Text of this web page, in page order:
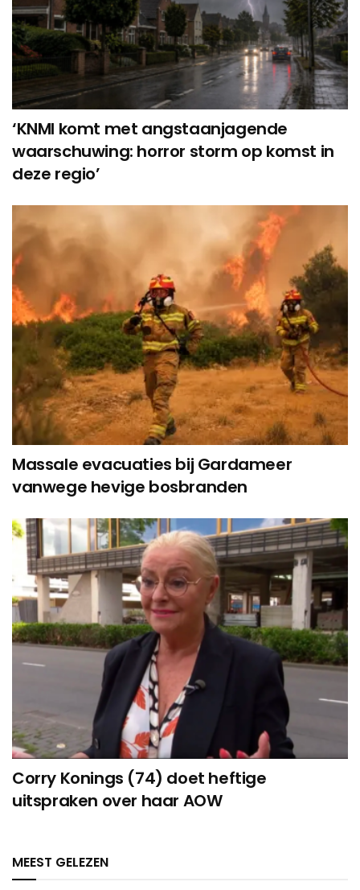
‘KNMI komt met angstaanjagende
waarschuwing: horror storm op komst in
deze regio’
Massale evacuaties bij Gardameer
vanwege hevige bosbranden
Corry Konings (74) doet heftige
uitspraken over haar AOW
MEEST GELEZEN